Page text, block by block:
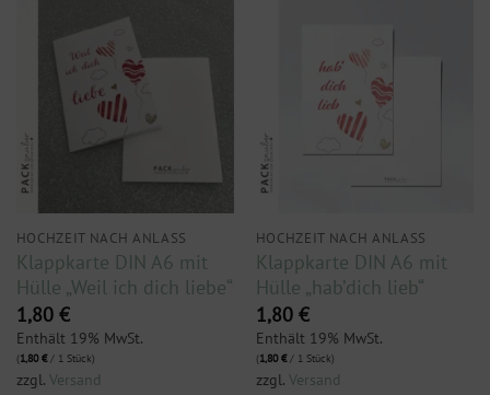
HOCHZEIT NACH ANLASS
Klappkarte DIN A6 mit
Hülle „Weil ich dich liebe“
1,80 €
Enthält 19% MwSt.
(1,80€/ 1 Stück)
zzgl. Versand
HOCHZEIT NACH ANLASS
Klappkarte DIN A6 mit
Hülle „hab’dich lieb“
1,80 €
Enthält 19% MwSt.
(1,80€/ 1 Stück)
zzgl. Versand